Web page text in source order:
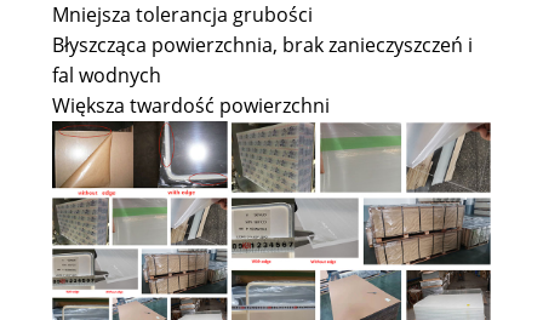
Mniejsza tolerancja grubości
Błyszcząca powierzchnia, brak zanieczyszczeń i
fal wodnych
Większa twardość powierzchni